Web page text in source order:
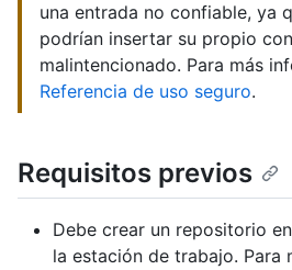
una entrada no confiable, ya
podrían insertar su propio
malintencionado. Para más
Referencia de uso seguro.
Requisitos previos
Debe crear un repositorio
la estación de trabajo. Para